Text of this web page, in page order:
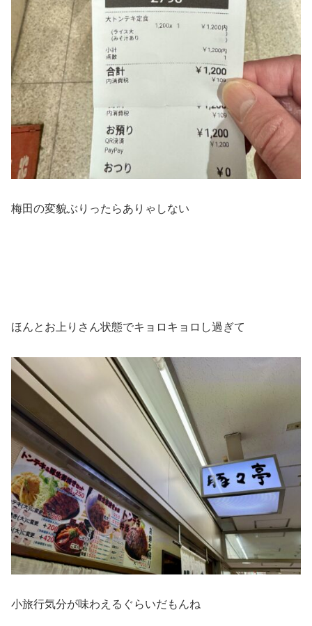
梅田の変貌ぶりったらありゃしない
ほんとお上りさん状態でキョロキョロし過ぎて
小旅行気分が味わえるぐらいだもんね